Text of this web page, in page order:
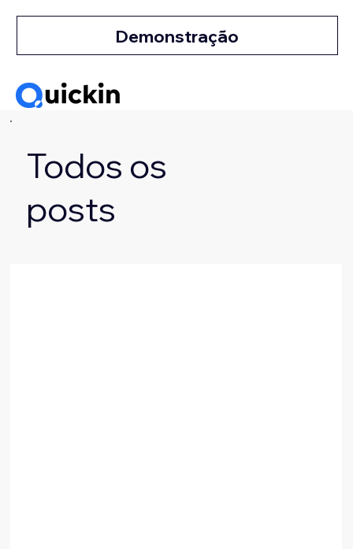
Demonstração
Todos os
posts